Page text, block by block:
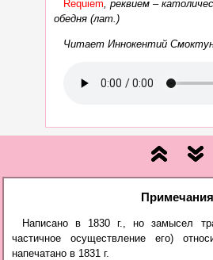
Requiem, реквием –
обедня (лат.)
Читает Иннокентий
Примечания
Написано в 1830 г., но замысел
частичное осуществление его)
напечатано в 1831 г.